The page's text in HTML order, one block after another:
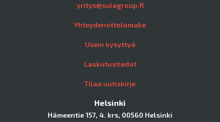
yritys@sulagroup.fi
Yhteydenottolomake
Usein kysyttyä
Laskutustiedot
Tilaa uutiskirje
Helsinki
Hämeentie 157, 4. krs, 00560 Helsinki